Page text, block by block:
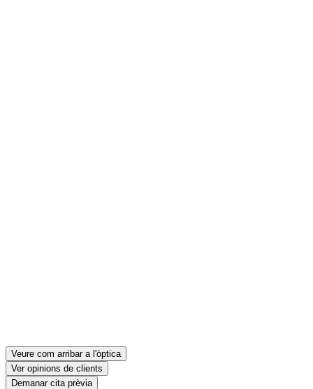
Veure com arribar a l'òptica
Ver opinions de clients
Demanar cita prèvia